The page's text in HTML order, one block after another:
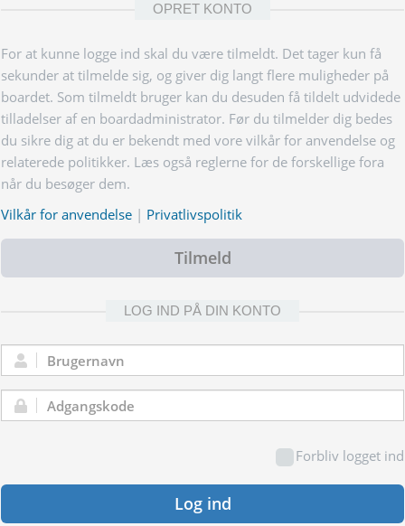
OPRET KONTO
For at kunne logge ind skal du være tilmeldt. Det tager kun få
sekunder at tilmelde sig, og giver dig langt flere muligheder på
boardet. Som tilmeldt bruger kan du desuden få tildelt udvidede
tilladelser af en boardadministrator. Før du tilmelder dig bedes
du sikre dig at du er bekendt med vore vilkår for anvendelse og
relaterede politikker. Læs også reglerne for de forskellige fora
når du besøger dem.
Vilkår for anvendelse | Privatlivspolitik
Tilmeld
LOG IND PÅ DIN KONTO
Brugernavn:
Adgangskode:
Forbliv logget ind
Log ind